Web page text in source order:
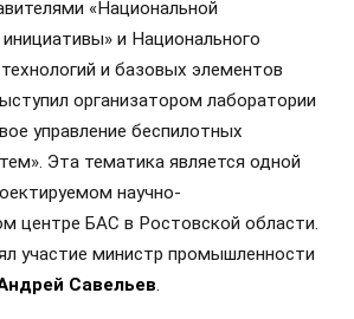
«Национальной
инициативы» и Национального
и базовых элементов
организатором лаборатории
управление беспилотных
Эта тематика является одной
научно-
центре БАС в Ростовской области.
участие министр промышленности
Савельев.